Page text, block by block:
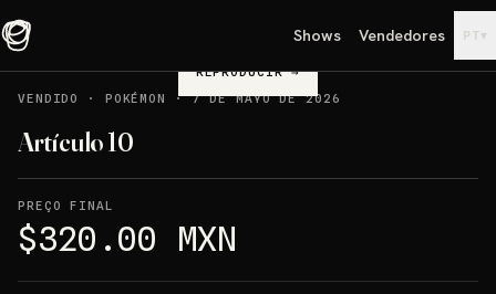
Shows Vendedores PT▾
REPRODUCIR→
VENDIDO
· POKÉMON ·7 DE MAYO DE 2026
Artículo 10
PREÇO FINAL
$320.00 MXN